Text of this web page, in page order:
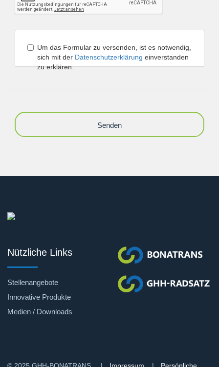
Um das Formular zu versenden, ist es notwendig,
sich mit der Datenschutzerklärung einverstanden
zu erklären.
Senden
Nützliche Links
Stellenangebote
Innovative Produkte
Medien / Downloads